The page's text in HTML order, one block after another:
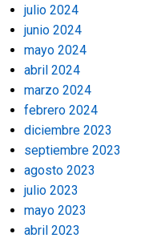
julio 2024
junio 2024
mayo 2024
abril 2024
marzo 2024
febrero 2024
diciembre 2023
septiembre 2023
agosto 2023
julio 2023
mayo 2023
abril 2023